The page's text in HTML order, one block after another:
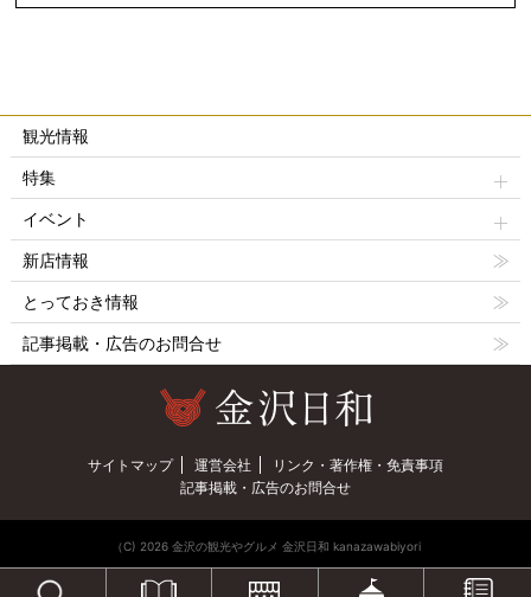
観光情報
特集
イベント
新店情報
とっておき情報
記事掲載・広告のお問合せ
サイトマップ 運営会社
リンク・著作権・免責事項
記事掲載・広告のお問合せ
（C) 2026 金沢の観光やグルメ 金沢日和 kanazawabiyori